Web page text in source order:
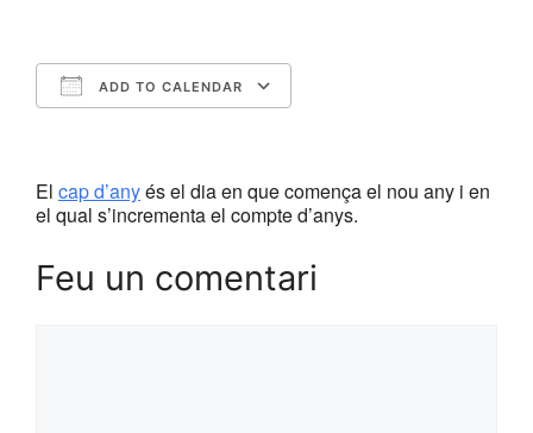
ADD TO CALENDAR
El cap d’anyés el dia en que comença el nou any i en
el qual s’incrementa el compte d’anys.
Feu un comentari